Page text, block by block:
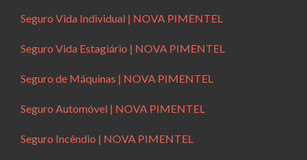
Seguro Vida Individual | NOVA PIMENTEL
Seguro Vida Estagiário | NOVA PIMENTEL
Seguro de Máquinas | NOVA PIMENTEL
Seguro Automóvel | NOVA PIMENTEL
Seguro Incêndio | NOVA PIMENTEL